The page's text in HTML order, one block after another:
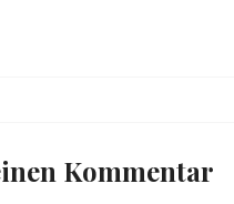
Kommentar